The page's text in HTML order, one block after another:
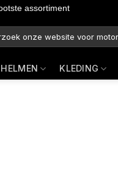
assortiment
HELMEN KLEDING